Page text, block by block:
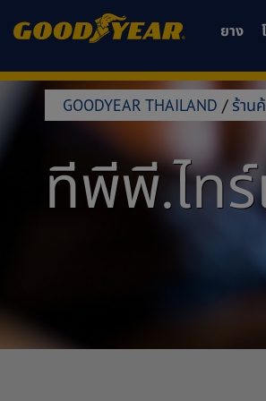
ยาง
GOODYEAR THAILAND / ร้าน
ทีพีพี.ไท